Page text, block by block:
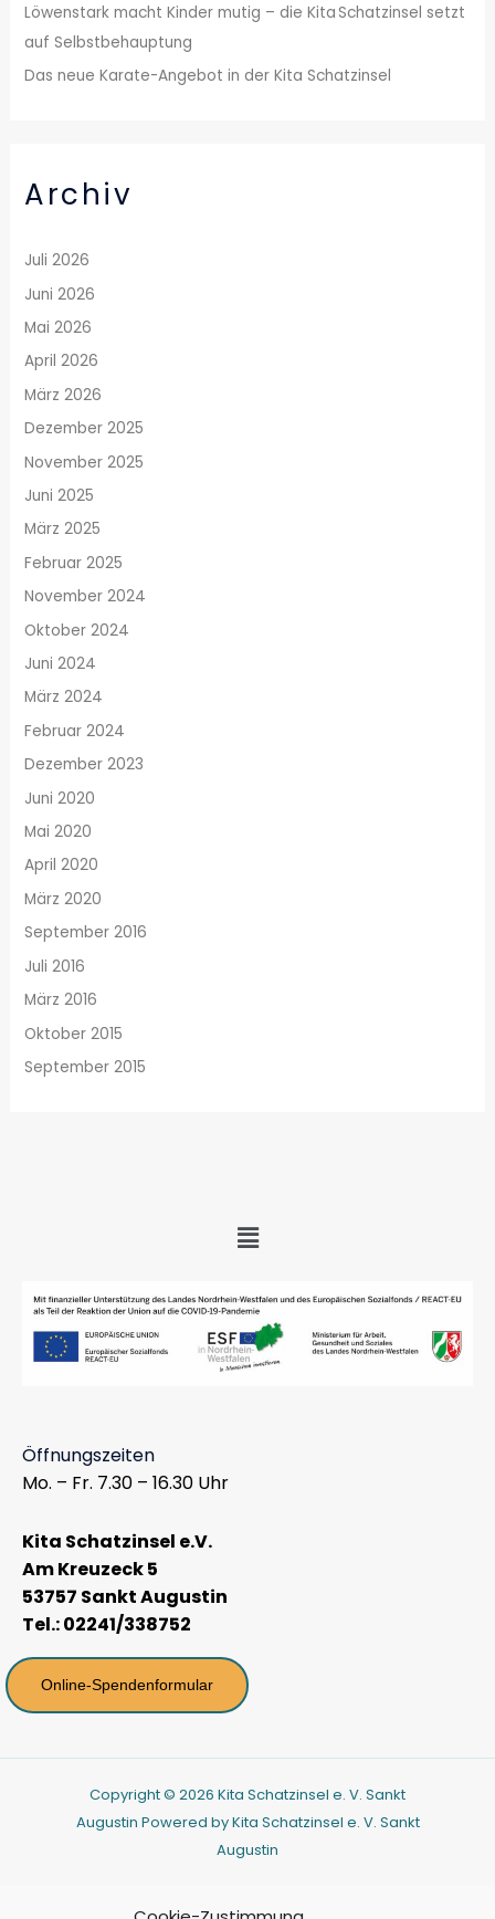
Löwenstark macht Kinder mutig – die Kita Schatzinsel setzt
auf Selbstbehauptung
Das neue Karate-Angebot in der Kita Schatzinsel
Archiv
Juli 2026
Juni 2026
Mai 2026
April 2026
März 2026
Dezember 2025
November 2025
Juni 2025
März 2025
Februar 2025
November 2024
Oktober 2024
Juni 2024
März 2024
Februar 2024
Dezember 2023
Juni 2020
Mai 2020
April 2020
März 2020
September 2016
Juli 2016
März 2016
Oktober 2015
September 2015
Menü
Öffnungszeiten
Mo. – Fr. 7.30 – 16.30 Uhr
Kita Schatzinsel e.V.
Am Kreuzeck 5
53757 Sankt Augustin
Tel.: 02241/338752
Online-Spendenformular
Copyright © 2026 Kita Schatzinsel e. V. Sankt
Augustin Powered by Kita Schatzinsel e. V. Sankt
Augustin